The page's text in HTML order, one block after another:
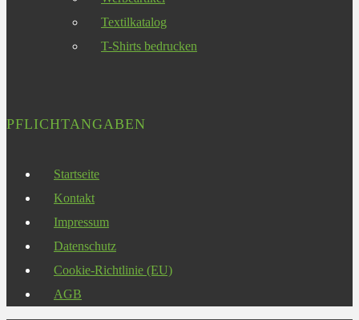
Textilkatalog
T-Shirts bedrucken
PFLICHTANGABEN
Startseite
Kontakt
Impressum
Datenschutz
Cookie-Richtlinie (EU)
AGB